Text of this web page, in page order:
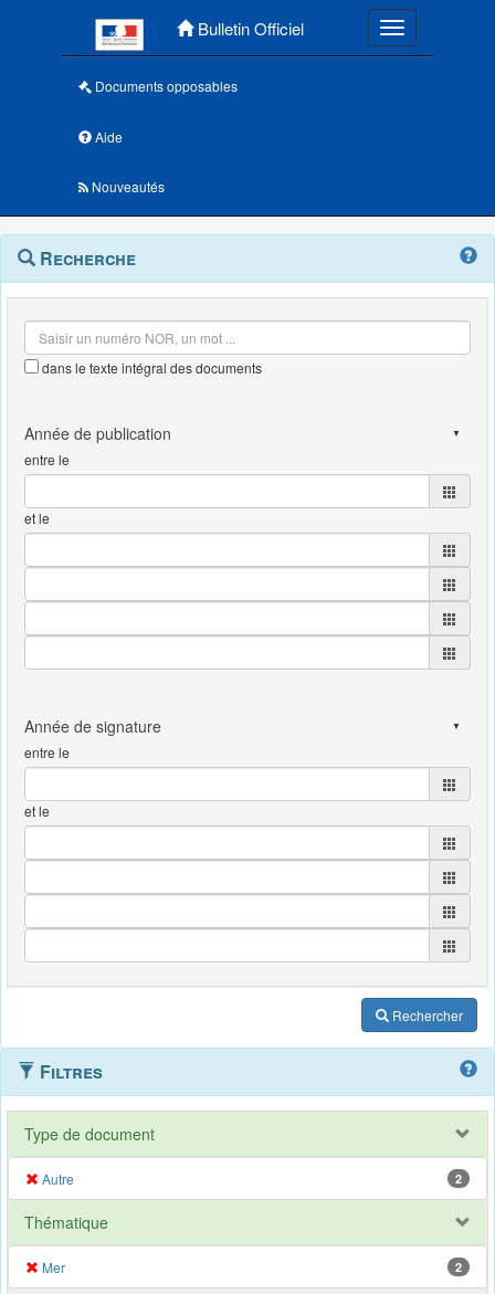
Bulletin Officiel Toggle
Documents opposables
Aide
Nouveautés
Navigation
outils
Menu
contextuel
Recherche
dans le texte intégral des documents
entre le
et le
entre le
et le
Rechercher
Filtres
Type de document
Autre 2
Thématique
Mer 2